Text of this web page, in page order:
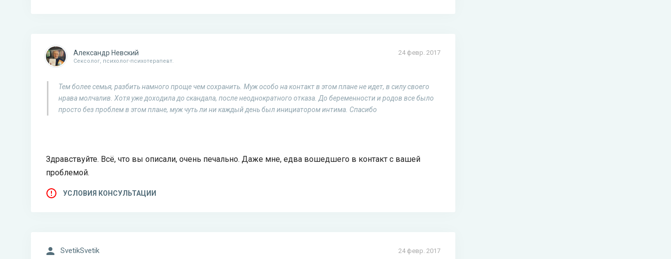
24 февр. 2017
Александр Невский
Сексолог, психолог-психотерапевт.
Тем более семья, разбить намного проще чем сохранить. Муж особо на контакт в этом плане не идет, в силу своего
нрава молчалив. Хотя уже доходила до скандала, после неоднократного отказа. До беременности и родов все было
просто без проблем в этом плане, муж чуть ли ни каждый день был инициатором интима. Спасибо
Здравствуйте. Всё, что вы описали, очень печально. Даже мне, едва вошедшего в контакт с вашей
проблемой.
УСЛОВИЯ КОНСУЛЬТАЦИИ
24 февр. 2017
SvetikSvetik